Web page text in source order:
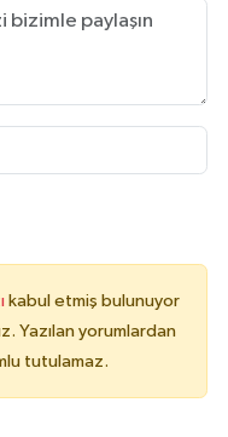
kabul etmiş bulunuyor
Yazılan yorumlardan
tutulamaz.